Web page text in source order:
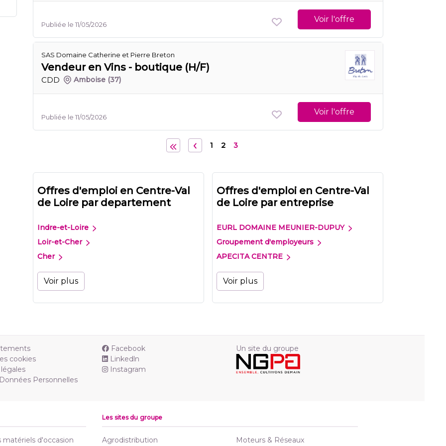
Publiée le 11/05/2026
Voir l'offre
SAS Domaine Catherine et Pierre Breton
Vendeur en Vins - boutique (H/F)
CDD Amboise (37)
Publiée le 11/05/2026
Voir l'offre
1 2 3
Offres d'emploi en Centre-Val
de Loire par departement
Indre-et-Loire
Loir-et-Cher
Cher
Voir plus
Offres d'emploi en Centre-Val
de Loire par entreprise
EURL DOMAINE MEUNIER-DUPUY
Groupement d'employeurs
APECITA CENTRE
Voir plus
cookies
Personnelles
Facebook
Linkedln
Instagram
Un site du groupe
matériels d'occasion
Les sites du groupe
Agrodistribution Moteurs & Réseaux